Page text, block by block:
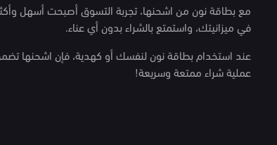
مع بطاقة نون من اشحنها، تجربة التسوق أصبحت أسهل
في ميزانيتك، واستمتع بالشراء بدون أي عناء.
عند استخدام بطاقة نون لنفسك أو كهدية، فإن اشحنها
عملية شراء ممتعة وسريعة!